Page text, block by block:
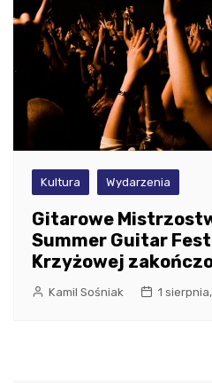
Kultura Wydarzenia
Gitarowe
Summer Guitar
Krzyżowej
Kamil Sośniak 1